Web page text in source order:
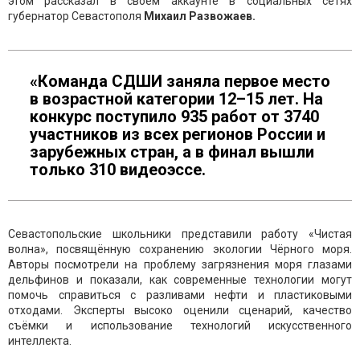
губернатор Севастополя Михаил Развожаев.
«Команда СДШИ заняла первое место
в возрастной категории 12–15 лет. На
конкурс поступило 935 работ от 3740
участников из всех регионов России и
зарубежных стран, а в финал вышли
только 310 видеоэссе.
Севастопольские школьники представили работу «Чистая
волна», посвящённую сохранению экологии Чёрного моря.
Авторы посмотрели на проблему загрязнения моря глазами
дельфинов и показали, как современные технологии могут
помочь справиться с разливами нефти и пластиковыми
отходами. Эксперты высоко оценили сценарий, качество
съёмки и использование технологий искусственного
интеллекта.